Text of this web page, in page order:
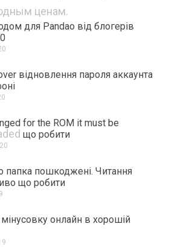
ценам.
для Pandao від блогерів
відновлення пароля аккаунта
for the ROM it must be
що робити
папка пошкоджені. Читання
що робити
онлайн в хорошій